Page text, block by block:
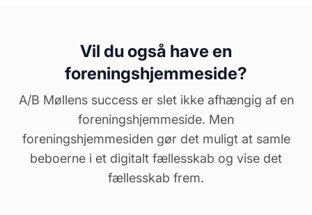
Vil du også have en
foreningshjemmeside?
A/B Møllens success er slet ikke afhængig af en
foreningshjemmeside. Men
foreningshjemmesiden gør det muligt at samle
beboerne i et digitalt fællesskab og vise det
fællesskab frem.